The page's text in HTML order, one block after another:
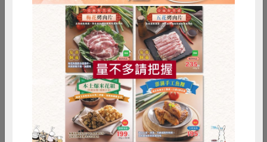
社務會議
三葉十一月區會
時間 2026-11-05
RPET 食譜 減硝酸鹽
雞蛋 食安 共同購買